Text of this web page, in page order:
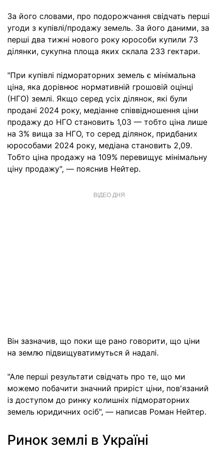
За його словами, про подорожчання свідчать перші
угоди з купівлі/продажу земель. За його даними, за
перші два тижні нового року юрособи купили 73
ділянки, сукупна площа яких склала 233 гектари.
"При купівлі підмораторних земель є мінімальна
ціна, яка дорівнює нормативній грошовій оцінці
(НГО) землі. Якщо серед усіх ділянок, які були
продані 2024 року, медіанне співвідношення ціни
продажу до НГО становить 1,03 — тобто ціна лише
на 3% вища за НГО, то серед ділянок, придбаних
юрособами 2024 року, медіана становить 2,09.
Тобто ціна продажу на 109% перевищує мінімальну
ціну продажу", — пояснив Нейтер.
ВІДЕО ДНЯ
Він зазначив, що поки ще рано говорити, що ціни
на землю підвищуватимуться й надалі.
"Але перші результати свідчать про те, що ми
можемо побачити значний приріст ціни, пов'язаний
із доступом до ринку колишніх підмораторних
земель юридичних осіб", — написав Роман Нейтер.
Ринок землі в Україні